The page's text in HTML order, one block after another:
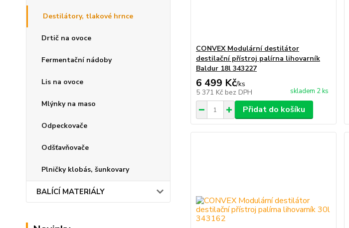
Destilátory, tlakové hrnce
Drtič na ovoce
Fermentační nádoby
Lis na ovoce
Mlýnky na maso
Odpeckovače
Odšťavňovače
Plničky klobás, šunkovary
BALÍCÍ MATERIÁLY
CONVEX Modulární destilátor
destilační přístroj palírna lihovarník
Baldur 18l 343227
6 499 Kč/ks
5 371 Kč bez DPH skladem 2 ks
Přidat do košíku